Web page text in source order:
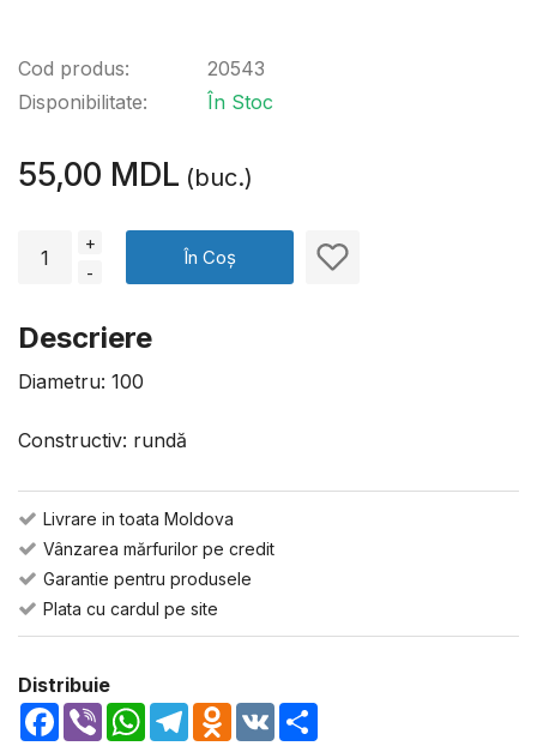
Cod produs:
Disponibilitate:
20543
În Stoc
55,00 MDL (buc.)
+
-
În Coș
Descriere
Diametru: 100
Constructiv: rundă
Livrare in toata Moldova
Vânzarea mărfurilor pe credit
Garantie pentru produsele
Plata cu cardul pe site
Distribuie
Facebook
Viber WhatsApp
TelegramOdnoklassniki
VK